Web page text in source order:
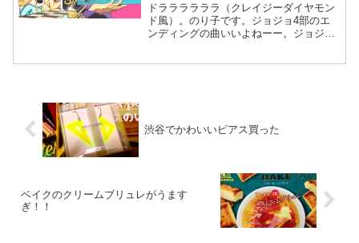
ドララララララ（クレイジーダイヤモン
ド風）。のり子です。ジョジョ4部のエ
ンディングの曲いいよねーー。ジョジョ
渋谷でかわいいピアス買った
ベイクのクリームブリュレがうます
ぎ！！